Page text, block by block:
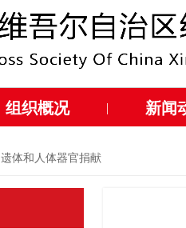
组织概况 | 新闻
遗体和人体器官捐献